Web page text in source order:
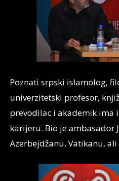
Poznati srpski islamolog,
univerzitetski profesor,
prevodilac i akademik ima
karijeru. Bio je ambasador
Azerbejdžanu, Vatikanu,